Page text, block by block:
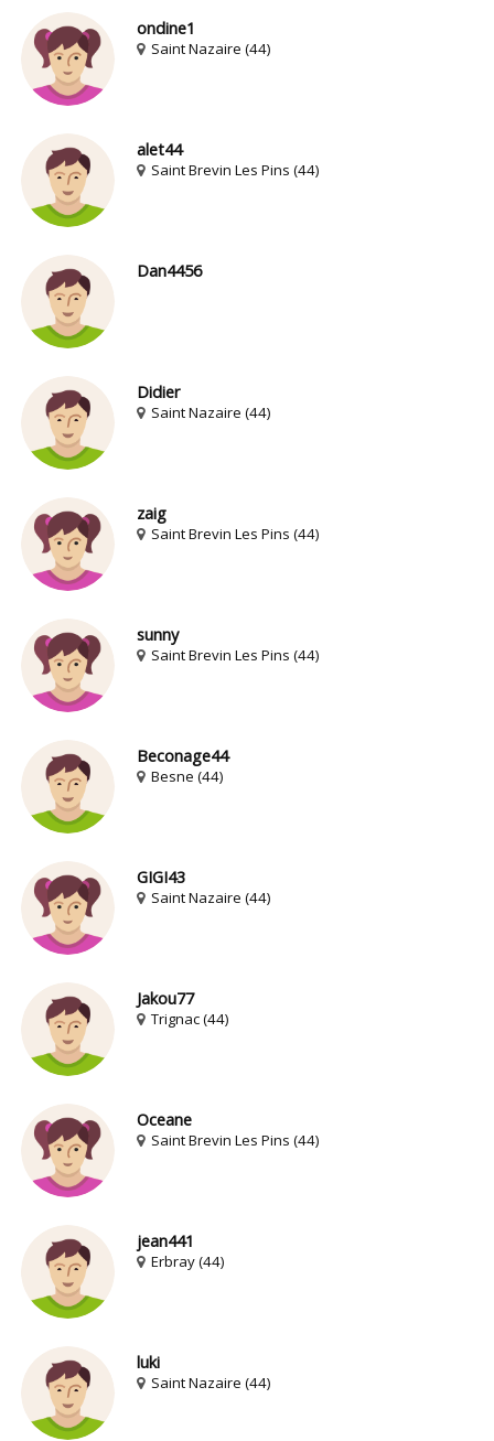
ondine1
Saint Nazaire (44)
alet44
Saint Brevin Les Pins (44)
Dan4456
Didier
Saint Nazaire (44)
zaig
Saint Brevin Les Pins (44)
sunny
Saint Brevin Les Pins (44)
Beconage44
Besne (44)
GIGI43
Saint Nazaire (44)
Jakou77
Trignac (44)
Oceane
Saint Brevin Les Pins (44)
jean441
Erbray (44)
luki
Saint Nazaire (44)